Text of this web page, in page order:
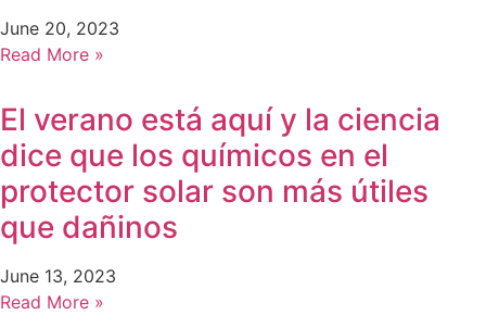
June 20, 2023
Read More »
El verano está aquí y la ciencia
dice que los químicos en el
protector solar son más útiles
que dañinos
June 13, 2023
Read More »